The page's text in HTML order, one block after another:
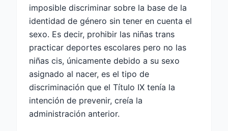
imposible discriminar sobre la base de la
identidad de género sin tener en cuenta el
sexo. Es decir, prohibir las niñas trans
practicar deportes escolares pero no las
niñas cis, únicamente debido a su sexo
asignado al nacer, es el tipo de
discriminación que el Título IX tenía la
intención de prevenir, creía la
administración anterior.